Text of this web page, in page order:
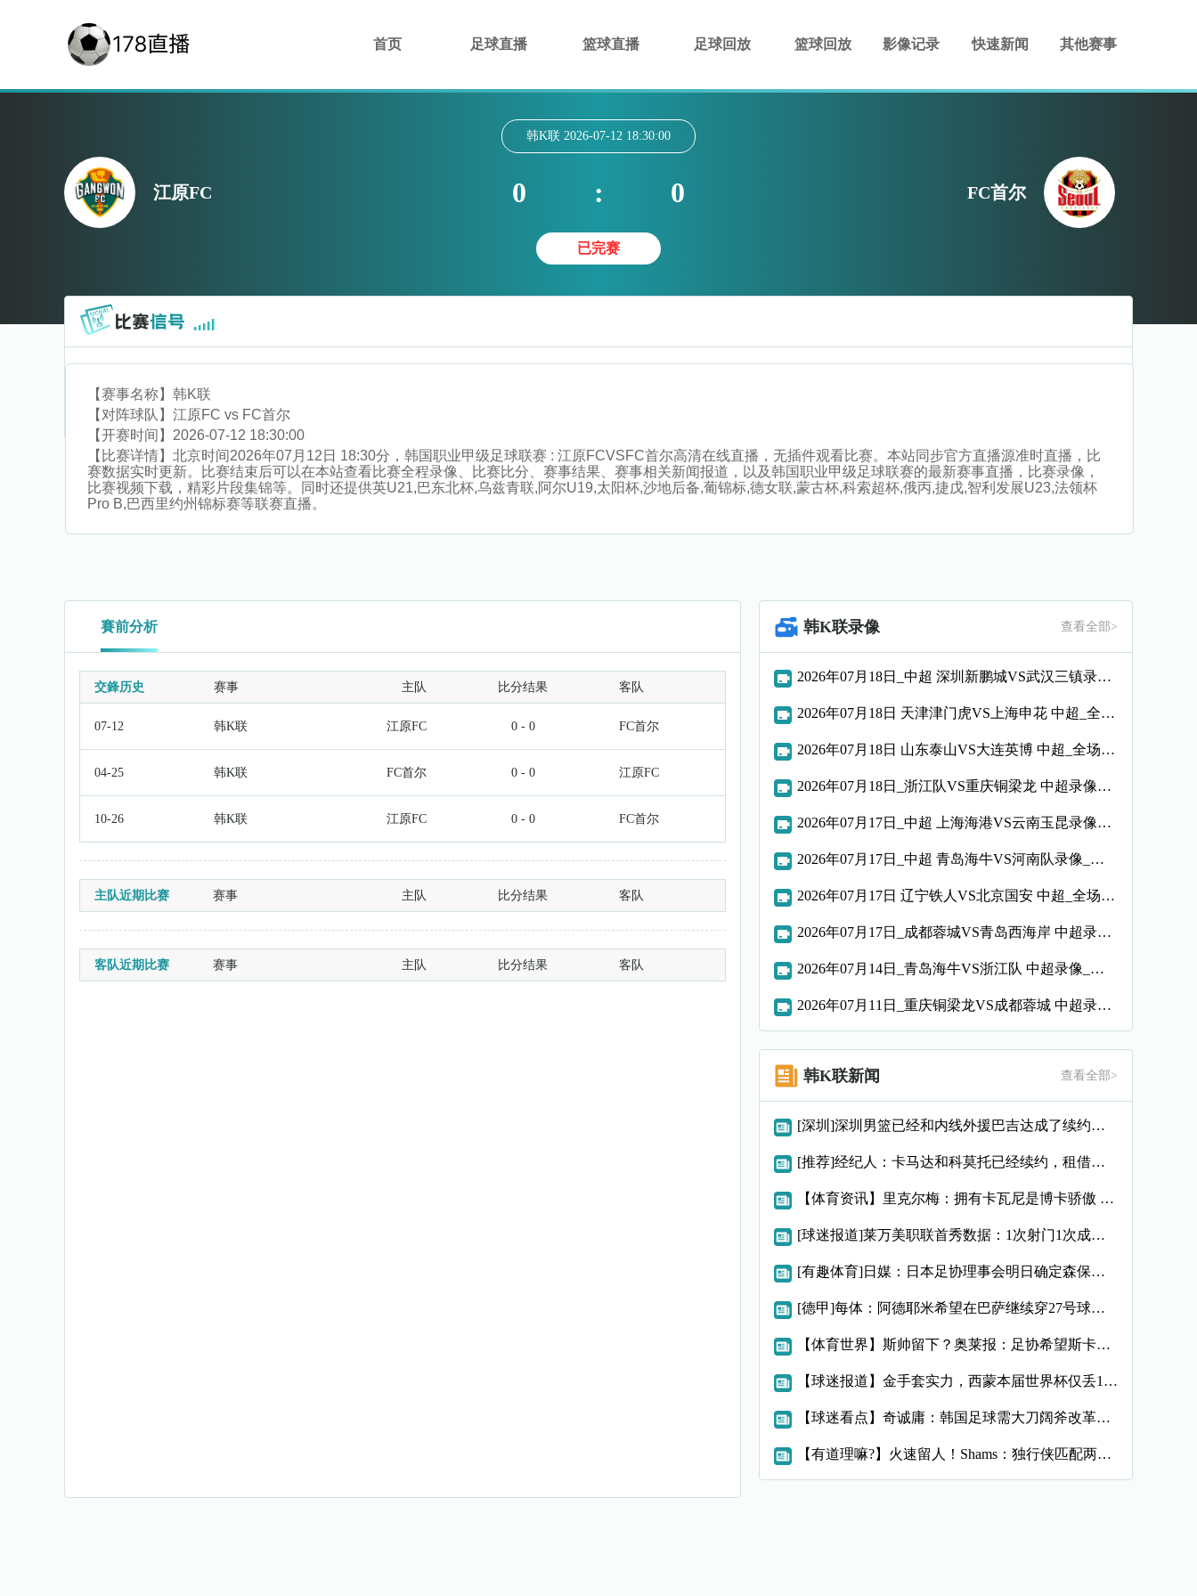
首页 足球直播 篮球直播 足球回放 篮球回放 影像记录 快速新闻 其他赛事
江原FC
韩K联 2026-07-12 18:30:00
0 : 0
已完赛
FC首尔
【赛事名称】 韩K联
【对阵球队】 江原FC vs FC首尔
【开赛时间】 2026-07-12 18:30:00
【比赛详情】 北京时间2026年07月12日 18:30分，韩国职业甲级足球联赛 : 江原FCVSFC首尔高清在线直播，无插件观看比赛。本站同步官方直播源准时直播，比
赛数据实时更新。比赛结束后可以在本站查看比赛全程录像、比赛比分、赛事结果、赛事相关新闻报道，以及韩国职业甲级足球联赛的最新赛事直播，比赛录像，
比赛视频下载，精彩片段集锦等。同时还提供英U21,巴东北杯,乌兹青联,阿尔U19,太阳杯,沙地后备,葡锦标,德女联,蒙古杯,科索超杯,俄丙,捷戊,智利发展U23,法领杯
Pro B,巴西里约州锦标赛等联赛直播。
賽前分析
交鋒历史 赛事 主队 比分结果 客队
07-12 韩K联 江原FC 0 - 0 FC首尔
04-25 韩K联 FC首尔 0 - 0 江原FC
10-26 韩K联 江原FC 0 - 0 FC首尔
主队近期比赛 赛事 主队 比分结果 客队
客队近期比赛 赛事 主队 比分结果 客队
韩K联录像 查看全部>
2026年07月18日_中超 深圳新鹏城VS武汉三镇录像_高清录像【全场回放】
2026年07月18日 天津津门虎VS上海申花 中超_全场录像【视频集锦】
2026年07月18日 山东泰山VS大连英博 中超_全场录像【全场回放】
2026年07月18日_浙江队VS重庆铜梁龙 中超录像_全场录像【全场回放】
2026年07月17日_中超 上海海港VS云南玉昆录像_全场录像【全场回放】
2026年07月17日_中超 青岛海牛VS河南队录像_全场录像【视频集锦】
2026年07月17日 辽宁铁人VS北京国安 中超_全场录像【视频集锦】
2026年07月17日_成都蓉城VS青岛西海岸 中超录像_高清录像【全场回放】
2026年07月14日_青岛海牛VS浙江队 中超录像_全场录像【视频集锦】
2026年07月11日_重庆铜梁龙VS成都蓉城 中超录像_全场录像【高清回放】
韩K联新闻 查看全部>
[深圳]深圳男篮已经和内线外援巴吉达成了续约一致
[推荐]经纪人：卡马达和科莫托已经续约，租借？目前的想法是留
【体育资讯】里克尔梅：拥有卡瓦尼是博卡骄傲 斯卡洛尼是史上最
[球迷报道]莱万美职联首秀数据：1次射门1次成功过人预期进球
[有趣体育]日媒：日本足协理事会明日确定森保一续约半年，提案
[德甲]每体：阿德耶米希望在巴萨继续穿27号球衣，但西甲规则
【体育世界】斯帅留下？奥莱报：足协希望斯卡洛尼继续执教，相信
【球迷报道】金手套实力，西蒙本届世界杯仅丢1球，近16场代表
【球迷看点】奇诚庸：韩国足球需大刀阔斧改革，从业者必须清醒过
【有道理嘛?】火速留人！Shams：独行侠匹配两年470万报